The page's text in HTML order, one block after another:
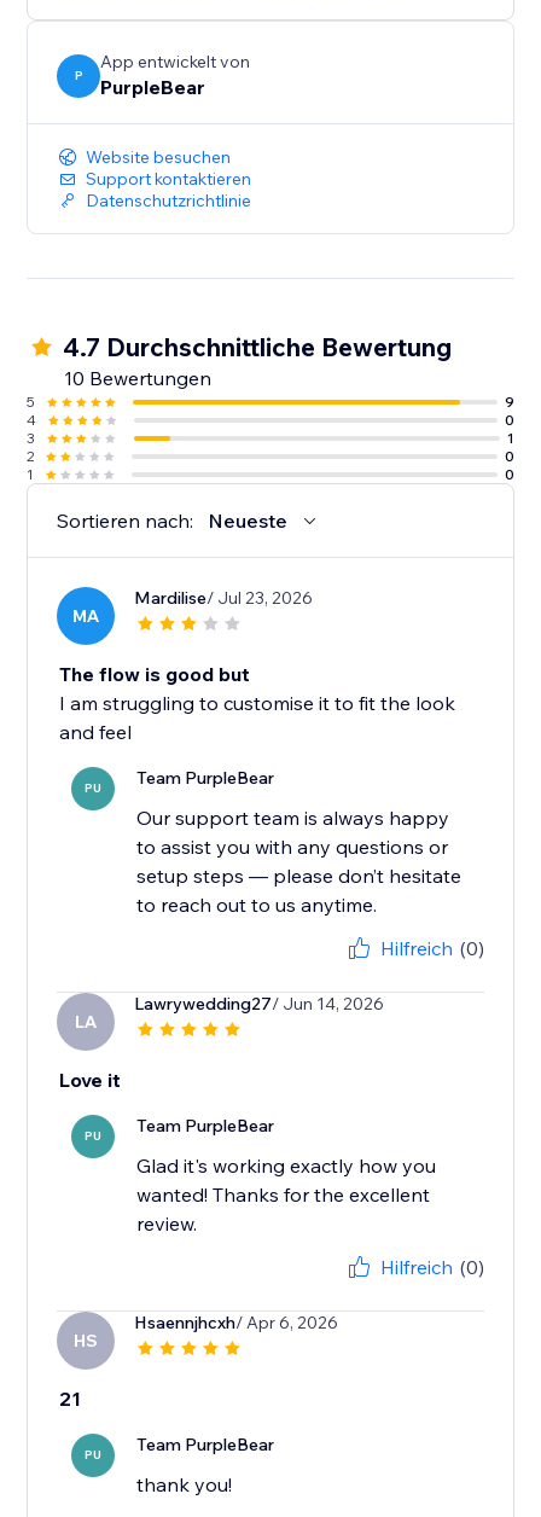
P
App entwickelt von
PurpleBear
Website besuchen
Support kontaktieren
Datenschutzrichtlinie
4.7 Durchschnittliche Bewertung
10 Bewertungen
5
9
4
0
3
1
2
0
1
0
Sortieren nach: Neueste
MA
Mardilise/ Jul 23, 2026
The flow is good but
I am struggling to customise it to fit the look
and feel
PU Team PurpleBear
Our support team is always happy
to assist you with any questions or
setup steps — please don’t hesitate
to reach out to us anytime.
Hilfreich (0)
LA
Lawrywedding27/ Jun 14, 2026
Love it
PU Team PurpleBear
Glad it's working exactly how you
wanted! Thanks for the excellent
review.
Hilfreich (0)
HS
Hsaennjhcxh/ Apr 6, 2026
21
PU Team PurpleBear
thank you!